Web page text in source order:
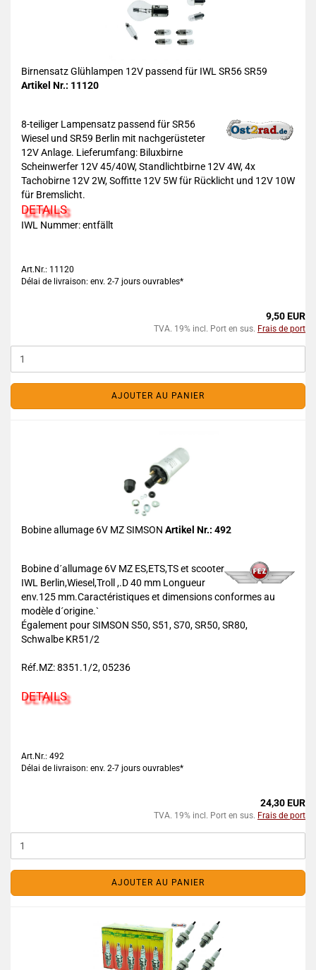
Birnensatz Glühlampen 12V passend für IWL SR56 SR59
Artikel Nr.: 11120
8-teiliger Lampensatz passend für SR56
Wiesel und SR59 Berlin mit nachgerüsteter
12V Anlage. Lieferumfang: Biluxbirne
Scheinwerfer 12V 45/40W, Standlichtbirne 12V 4W, 4x
Tachobirne 12V 2W, Soffitte 12V 5W für Rücklicht und 12V 10W
für Bremslicht.
DETAILS
IWL Nummer: entfällt
Art.Nr.: 11120
Délai de livraison: env. 2-7 jours ouvrables*
9,50 EUR
TVA. 19% incl. Port en sus. Frais de port
AJOUTER AU PANIER
Bobine allumage 6V MZ SIMSON Artikel Nr.: 492
Bobine d´allumage 6V MZ ES,ETS,TS et scooter
IWL Berlin,Wiesel,Troll ,.D 40 mm Longueur
env.125 mm.Caractéristiques et dimensions conformes au
modèle d´origine.`
Également pour SIMSON S50, S51, S70, SR50, SR80,
Schwalbe KR51/2
Réf.MZ: 8351.1/2, 05236
DETAILS
Art.Nr.: 492
Délai de livraison: env. 2-7 jours ouvrables*
24,30 EUR
TVA. 19% incl. Port en sus. Frais de port
AJOUTER AU PANIER